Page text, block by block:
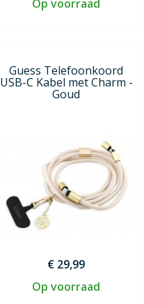
Op voorraad
Guess Telefoonkoord
USB-C Kabel met Charm -
Goud
€ 29,99
Op voorraad